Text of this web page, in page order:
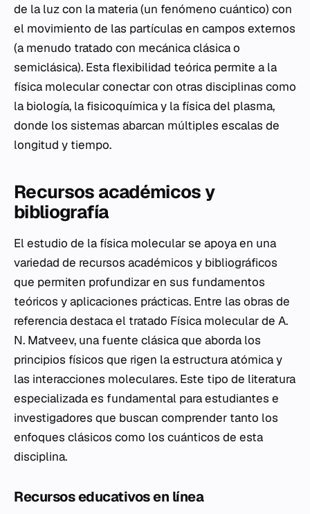
de la luz con la materia (un fenómeno cuántico) con
el movimiento de las partículas en campos externos
(a menudo tratado con mecánica clásica o
semiclásica). Esta flexibilidad teórica permite a la
física molecular conectar con otras disciplinas como
la biología, la fisicoquímica y la física del plasma,
donde los sistemas abarcan múltiples escalas de
longitud y tiempo.
Recursos académicos y
bibliografía
El estudio de la física molecular se apoya en una
variedad de recursos académicos y bibliográficos
que permiten profundizar en sus fundamentos
teóricos y aplicaciones prácticas. Entre las obras de
referencia destaca el tratado Física molecularde A.
N. Matveev, una fuente clásica que aborda los
principios físicos que rigen la estructura atómica y
las interacciones moleculares. Este tipo de literatura
especializada es fundamental para estudiantes e
investigadores que buscan comprender tanto los
enfoques clásicos como los cuánticos de esta
disciplina.
Recursos educativos en línea